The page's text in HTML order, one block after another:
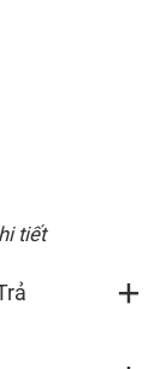
tiết